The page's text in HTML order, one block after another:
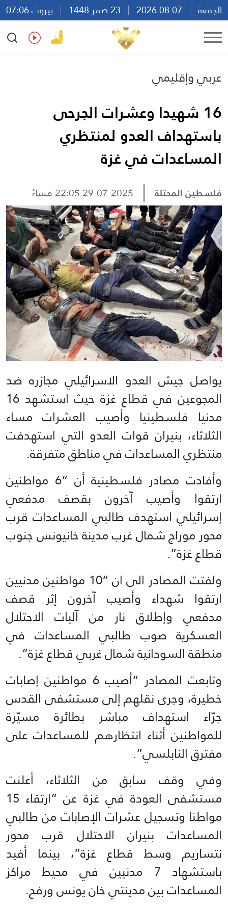
الجمعة
بيروت 07:06
Ar
En Fr Es
عربي وإقليمي
16 شهيدا وعشرات الجرحى
باستهداف العدو لمنتظري
المساعدات في غزة
فلسطين المحتلة 29-07-2025 22:05 مساءً
يواصل جيش العدو الاسرائيلي مجازره ضد
المجوعين في قطاع غزة حيث استشهد 16
مدنيا فلسطينيا وأصيب العشرات مساء
الثلاثاء، بنيران قوات العدو التي استهدفت
منتظري المساعدات في مناطق متفرقة.
وأفادت مصادر فلسطينية أن “6 مواطنين
ارتقوا وأصيب آخرون بقصف مدفعي
إسرائيلي استهدف طالبي المساعدات قرب
محور موراج شمال غرب مدينة خانيونس جنوب
قطاع غزة”.
ولفتت المصادر الى ان “10 مواطنين مدنيين
ارتقوا شهداء وأصيب آخرون إثر قصف
مدفعي وإطلاق نار من آليات الاحتلال
العسكرية صوب طالبي المساعدات في
منطقة السودانية شمال غربي قطاع غزة”.
وتابعت المصادر “أصيب 6 مواطنين إصابات
خطيرة، وجرى نقلهم إلى مستشفى القدس
جرّاء استهداف مباشر بطائرة مسيّرة
للمواطنين أثناء انتظارهم للمساعدات على
مفترق النابلسي”.
وفي وقف سابق من الثلاثاء، أعلنت
مستشفى العودة في غزة عن “ارتقاء 15
مواطنا وتسجيل عشرات الإصابات من طالبي
المساعدات بنيران الاحتلال قرب محور
نتساريم وسط قطاع غزة”، بينما أفيد
باستشهاد 7 مدنيين في محيط مراكز
المساعدات بين مدينتي خان يونس ورفح.